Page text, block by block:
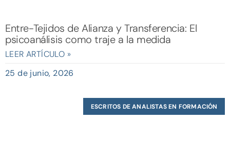
Entre-Tejidos de Alianza y Transferencia: El
psicoanálisis como traje a la medida
LEER ARTÍCULO »
25 de junio, 2026
ESCRITOS DE ANALISTAS EN FORMACIÓN